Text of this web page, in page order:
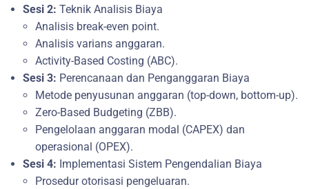
Sesi 2: Teknik Analisis Biaya
Analisis break-even point.
Analisis varians anggaran.
Activity-Based Costing (ABC).
Sesi 3: Perencanaan dan Penganggaran Biaya
Metode penyusunan anggaran (top-down, bottom-up).
Zero-Based Budgeting (ZBB).
Pengelolaan anggaran modal (CAPEX) dan
operasional (OPEX).
Sesi 4: Implementasi Sistem Pengendalian Biaya
Prosedur otorisasi pengeluaran.